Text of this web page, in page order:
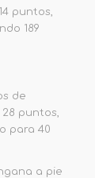
puntos,
189
de
puntos,
para 40
a pie